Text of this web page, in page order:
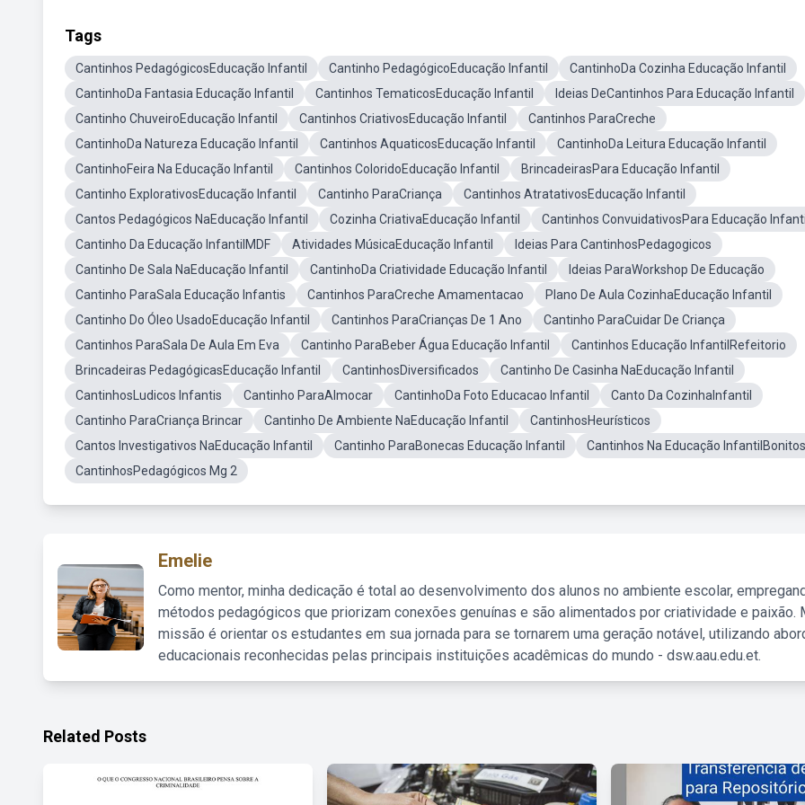
Tags
Cantinhos PedagógicosEducação Infantil Cantinho PedagógicoEducação Infantil
CantinhoDa Cozinha Educação Infantil
CantinhoDa Fantasia Educação Infantil
Cantinhos TematicosEducação Infantil
Ideias DeCantinhos Para Educação Infantil
Cantinho ChuveiroEducação Infantil
Cantinhos CriativosEducação Infantil
Cantinhos ParaCreche
CantinhoDa Natureza Educação Infantil
Cantinhos AquaticosEducação Infantil
CantinhoDa Leitura Educação Infantil
CantinhoFeira Na Educação Infantil
Cantinhos ColoridoEducação Infantil
BrincadeirasPara Educação Infantil
Cantinho ExplorativosEducação Infantil
Cantinho ParaCriança
Cantinhos AtratativosEducação Infantil
Cantos Pedagógicos NaEducação Infantil
Cozinha CriativaEducação Infantil
Cantinhos ConvuidativosPara Educação
Cantinho Da Educação InfantilMDF
Atividades MúsicaEducação Infantil
Ideias Para CantinhosPedagogicos
Cantinho De Sala NaEducação Infantil
CantinhoDa Criatividade Educação Infantil
Ideias ParaWorkshop De Educação
Cantinho ParaSala Educação Infantis
Cantinhos ParaCreche Amamentacao
Plano De Aula CozinhaEducação Infantil
Cantinho Do Óleo UsadoEducação Infantil
Cantinhos ParaCrianças De 1 Ano
Cantinho ParaCuidar De Criança
Cantinhos ParaSala De Aula Em Eva
Cantinho ParaBeber Água Educação Infantil
Cantinhos Educação InfantilRefeitorio
Brincadeiras PedagógicasEducação Infantil
CantinhosDiversificados
Cantinho De Casinha NaEducação Infantil
CantinhosLudicos Infantis
Cantinho ParaAlmocar CantinhoDa Foto Educacao Infantil
Canto Da CozinhaInfantil
Cantinho ParaCriança Brincar
Cantinho De Ambiente NaEducação Infantil
CantinhosHeurísticos
Cantos Investigativos NaEducação Infantil
Cantinho ParaBonecas Educação Infantil
Cantinhos Na Educação InfantilBonitos
CantinhosPedagógicos Mg 2
Emelie
Como mentor, minha dedicação é total ao desenvolvimento dos alunos no ambiente escolar,
métodos pedagógicos que priorizam conexões genuínas e são alimentados por criatividade e paixão.
missão é orientar os estudantes em sua jornada para se tornarem uma geração notável, utilizando
educacionais reconhecidas pelas principais instituições acadêmicas do mundo - dsw.aau.edu.et.
Related Posts